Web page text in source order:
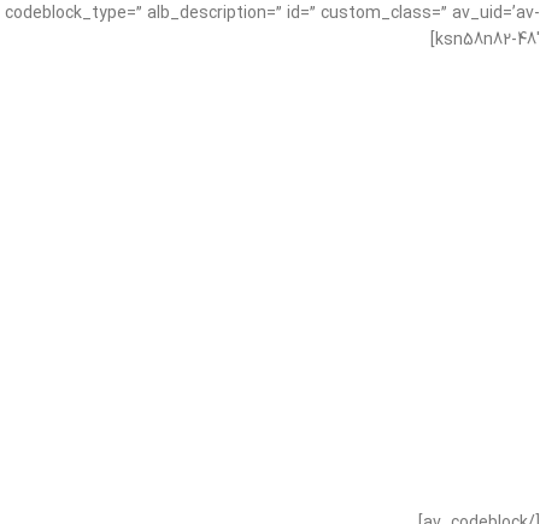
codeblock_type=” alb_description=” id=” custom_class=” av_uid=’av-
ksn58n82-48′]